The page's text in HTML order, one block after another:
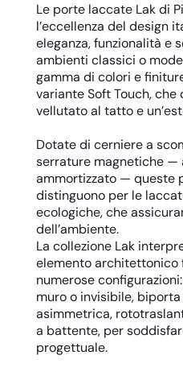
Le porte laccate Lak di
l’eccellenza del design
eleganza, funzionalità e
ambienti classici o
gamma di colori e
variante Soft Touch,
vellutato al tatto e
Dotate di cerniere a
serrature magnetiche —
ammortizzato — queste
distinguono per le
ecologiche, che
dell’ambiente.
La collezione Lak
elemento architettonico
numerose
muro o invisibile,
asimmetrica,
a battente, per
progettuale.